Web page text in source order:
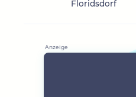
Floridsdorf